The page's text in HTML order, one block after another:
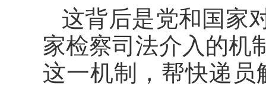
这背后是党和国家
家检察司法介入的机
这一机制，帮快递员